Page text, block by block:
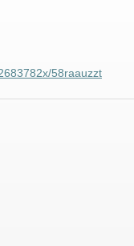
58raauzzt